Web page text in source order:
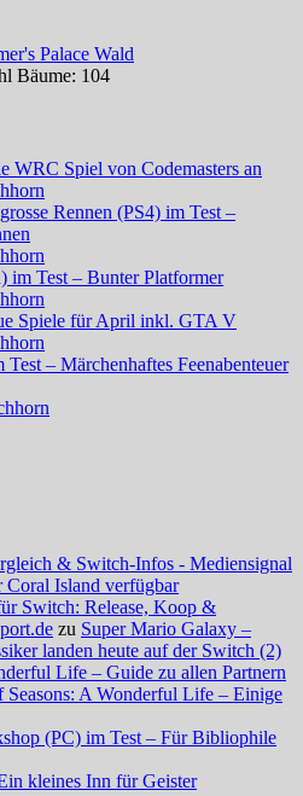
Palace Wald
Bäume: 104
WRC Spiel von Codemasters an
Rennen (PS4) im Test –
im Test – Bunter Platformer
Spiele für April inkl. GTA V
– Märchenhaftes Feenabenteuer
& Switch-Infos - Mediensignal
Island verfügbar
Switch: Release, Koop &
zu Super Mario Galaxy –
landen heute auf der Switch (2)
Life – Guide zu allen Partnern
Seasons: A Wonderful Life – Einige
(PC) im Test – Für Bibliophile
kleines Inn für Geister